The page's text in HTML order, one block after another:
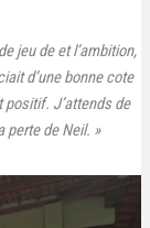
jeu de et l’ambition,
d’une bonne cote
positif. J’attends de
perte de Neil. »